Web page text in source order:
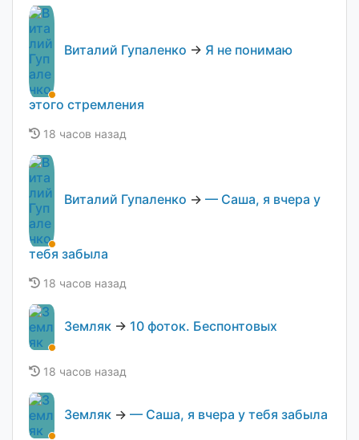
Виталий Гупаленко → Я не понимаю
этого стремления
18 часов назад
Виталий Гупаленко → — Саша, я вчера у
тебя забыла
18 часов назад
Земляк → 10 фоток. Беспонтовых
18 часов назад
Земляк → — Саша, я вчера у тебя забыла